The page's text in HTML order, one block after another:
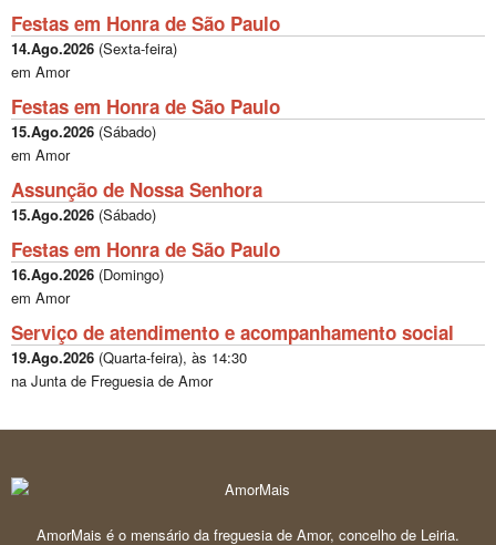
Festas em Honra de São Paulo
14.Ago.2026 (Sexta-feira)
em Amor
Festas em Honra de São Paulo
15.Ago.2026 (Sábado)
em Amor
Assunção de Nossa Senhora
15.Ago.2026 (Sábado)
Festas em Honra de São Paulo
16.Ago.2026 (Domingo)
em Amor
Serviço de atendimento e acompanhamento social
19.Ago.2026 (Quarta-feira), às 14:30
na Junta de Freguesia de Amor
AmorMais é o mensário da freguesia de Amor, concelho de Leiria.